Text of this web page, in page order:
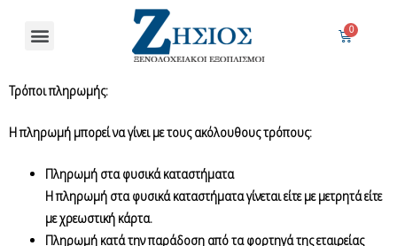
Τρόποι πληρωμής:
Η πληρωμή μπορεί να γίνει με τους ακόλουθους τρόπους:
Πληρωμή στα φυσικά καταστήματα
Η πληρωμή στα φυσικά καταστήματα γίνεται είτε με μετρητά είτε
με χρεωστική κάρτα.
Πληρωμή κατά την παράδοση από τα φορτηγά της εταιρείας